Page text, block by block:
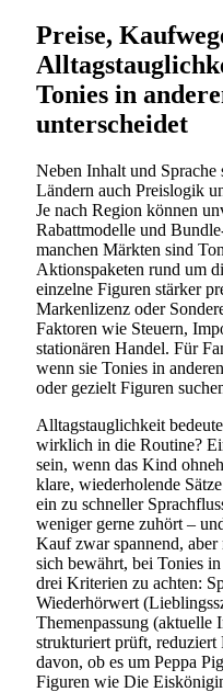
Preise,
Tonies in
unterscheidet
Neben Inhalt und Sprache
Ländern auch Preislogik
Je nach Region können
Rabattmodelle und
manchen Märkten sind
Aktionspaketen rund um
einzelne Figuren stärker
Markenlizenz oder
Faktoren wie Steuern,
stationären Handel. Für
wenn sie Tonies in
oder gezielt Figuren
Alltagstauglichkeit
wirklich in die Routine?
sein, wenn das Kind
klare, wiederholende
ein zu schneller
weniger gerne zuhört –
Kauf zwar spannend,
sich bewährt, bei Tonies
drei Kriterien zu achten:
Wiederhörwert
Themenpassung (aktuelle
strukturiert prüft, reduziert
davon, ob es um Peppa
Figuren wie Die